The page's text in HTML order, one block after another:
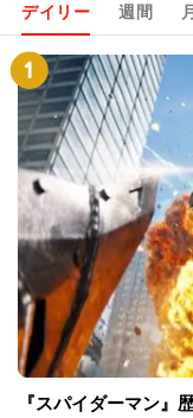
デイリー 週間
『スパイダーマン』